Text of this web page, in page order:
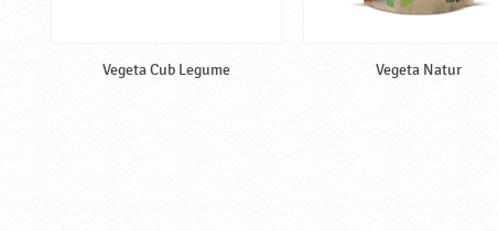
Vegeta Cub Legume Vegeta Natur